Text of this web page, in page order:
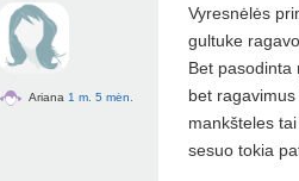
Ariana 1 m. 5 mėn.
Vyresnėlės
gultuke
Bet pasodinta
bet
mankšteles
sesuo tokia